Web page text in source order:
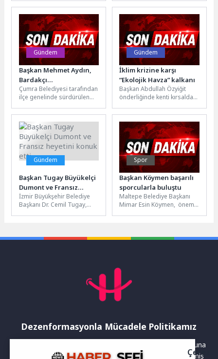
bakliyatlardan şekerli
mamullere, baharatlardan
yağlı tohumlara geniş bir...
sürdürülebilirliğini
desteklemek ve Kırım Kongo
Kanamalı Ateşi (KKKA) riskine
karşı...
Gündem
Başkan Mehmet Aydın,
Bardakçı
Mahallesi’ndeki Asfalt
Çalışmalarını Yerinde
İnceledi
Çumra Belediyesi tarafından
ilçe genelinde sürdürülen
güçlendirme çalışmaları
kapsamında Bardakçı
Mahallesi'nde asfalt serim...
Gündem
İklim krizine karşı
“Ekolojik Havza” kalkanı
Başkan Abdullah Özyiğit
önderliğinde kenti kırsaldan,
Yenişehir Belediyesi, safran
başarısının ardından...
Gündem
Başkan Tugay Büyükelçi
Dumont ve Fransız
heyetini konuk etti
İzmir Büyükşehir Belediye
Başkanı Dr. Cemil Tugay,
Nadia...
Spor
Başkan Köymen başarılı
sporcularla buluştu
Maltepe Belediye Başkanı
Mimar Esin Köymen, önemli
Dezenformasyonla Mücadele Politikamız
Yayınlanan haberler doğruluk ilkesi gözetilerek hazırlanır. Buna
rağmen bazı içeriklerde eksik, hatalı veya güncelliğini yitirmiş
Çerez